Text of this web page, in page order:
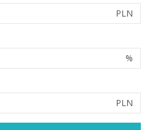
PLN
%
PLN